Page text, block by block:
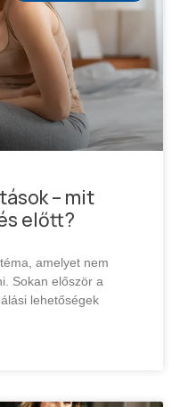
– mit
előtt?
amelyet nem
Sokan először a
lehetőségek